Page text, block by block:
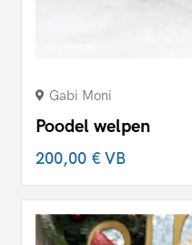
Gabi Moni
Poodel welpen
200,00 €VB